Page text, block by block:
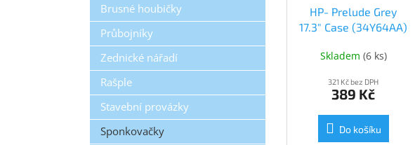
Brusné houbičky
Průbojníky
Zednické nářadí
Rašple
Stavební provázky
Sponkovačky
HP- Prelude Grey
17.3" Case (34Y64AA)
Skladem (6 ks)
321 Kč bez DPH
389 Kč
Do košíku